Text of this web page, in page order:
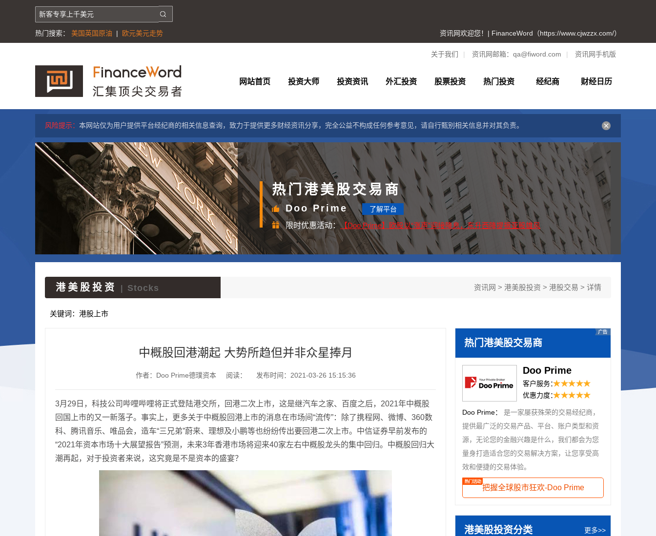
热门搜索： 美国英国原油 | 欧元美元走势 资讯网欢迎您！| FinanceWord（https://www.cjwzzx.com/）
关于我们 | 资讯网邮箱： qa@fiword.com | 资讯网手机版
网站首页 投资大师 投资资讯 外汇投资 股票投资 热门投资 经纪商 财经日历
风险提示： 本网站仅为用户提供平台经纪商的相关信息查询，致力于提供更多财经资讯分享，完全公益不构成任何参考意见，请自行甄别相关信息并对其负责。
热门港美股交易商
Doo Prime 了解平台
限时优惠活动：【Doo Prime】欧股以“涨声”迎接降息，东升西降提振亚股雄风
港美股投资 Stocks 资讯网 > 港美股投资 > 港股交易 > 详情
关键词： 港股上市
中概股回港潮起 大势所趋但并非众星捧月
作者：Doo Prime德璞资本 阅读： 发布时间：2021-03-26 15:15:36
3月29日，科技公司哔哩哔哩将正式登陆港交所，回港二次上市，这是继汽车之家、百度之后，2021年中概股
回国上市的又一新落子。事实上，更多关于中概股回港上市的消息在市场间“流传”：除了携程网、微博、360数
科、腾讯音乐、唯品会，造车“三兄弟”蔚来、理想及小鹏等也纷纷传出要回港二次上市。中信证券早前发布的
“2021年资本市场十大展望报告”预测，未来3年香港市场将迎来40家左右中概股龙头的集中回归。中概股回归大
潮再起，对于投资者来说，这究竟是不是资本的盛宴？
热门港美股交易商
Doo Prime
客户服务：
优惠力度：
Doo Prime：
是一家屡获殊荣的交易经纪商，
提供最广泛的交易产品、平台、账户类型和资
源，无论您的金融兴趣是什么，我们都会为您
量身打造适合您的交易解决方案，让您享受高
效和便捷的交易体验。
把握全球股市狂欢-Doo Prime
港美股投资分类 更多>>